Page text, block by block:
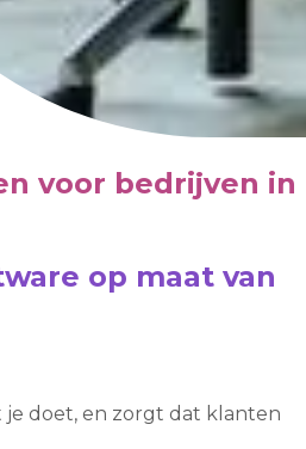
voor bedrijven in
op maat van
doet, en zorgt dat klanten